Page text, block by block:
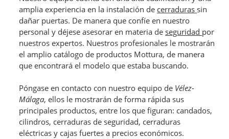
amplia experiencia en la instalación de cerradurassin
dañar puertas. De manera que confíe en nuestro
personal y déjese asesorar en materia deseguridad por
nuestros expertos. Nuestros profesionales le mostrarán
el amplio catálogo de productos Mottura, de manera
que encontrará el modelo que estaba buscando.
Póngase en contacto con nuestro equipo de Vélez-
Málaga, ellos le mostrarán de forma rápida sus
principales productos, entre los que figuran: candados,
cilindros, cerraduras de seguridad, cerraduras
eléctricas y cajas fuertes a precios económicos.